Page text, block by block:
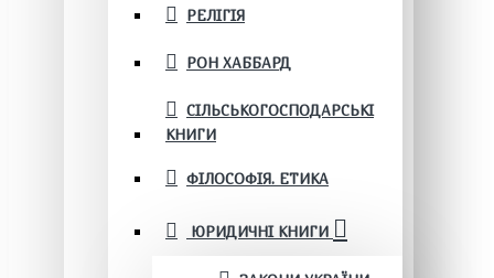
РЕЛІГІЯ
РОН ХАББАРД
СІЛЬСЬКОГОСПОДАРСЬКІ
КНИГИ
ФІЛОСОФІЯ. ЕТИКА
ЮРИДИЧНІ КНИГИ